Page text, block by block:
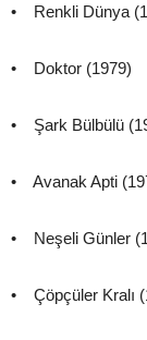
• Renkli Dünya
• Doktor (1979)
• Şark Bülbülü
• Avanak Apti
• Neşeli Günler
• Çöpçüler Kralı